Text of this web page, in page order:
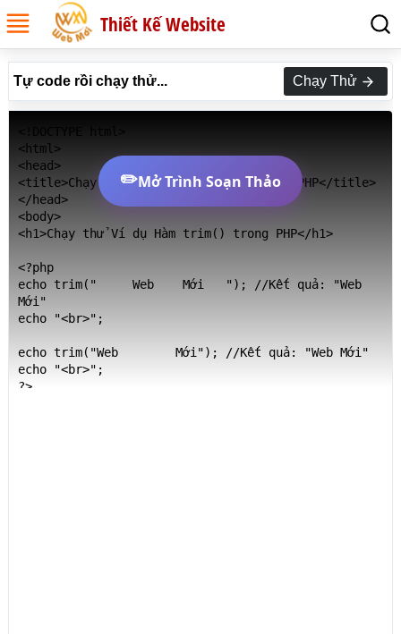
Thiết Kế Website
Tự code rồi chạy thử... Chạy Thử
<html>
<head>
<title>Chạy thử Ví dụ Hàm trim() trong PHP</title>
</head>
<body>
<h1>Chạy thử Ví dụ Hàm trim() trong PHP</h1>
<?php
echo trim("     Web    Mới   "); //Kết quả: "Web
Mới"
echo "<br>";
echo trim("Web	      Mới"); //Kết quả: "Web Mới"
echo "<br>";
?>
✏️Mở Trình Soạn Thảo